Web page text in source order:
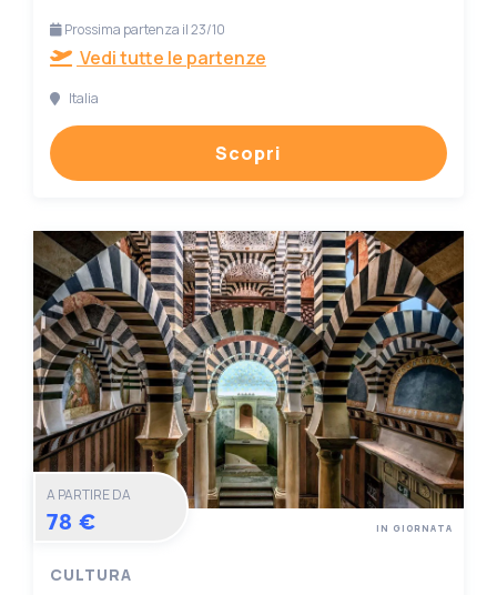
Prossima partenza il 23/10
Vedi tutte le partenze
Italia
Scopri
A PARTIRE DA
78 €
CULTURA
IN GIORNATA